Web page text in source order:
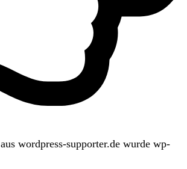
aus wordpress-supporter.de wurde wp-